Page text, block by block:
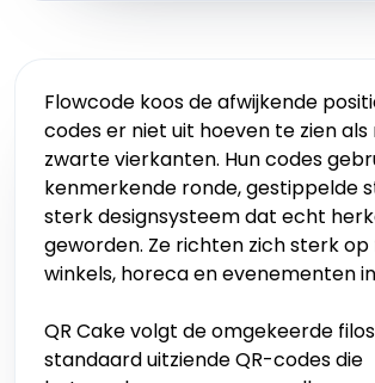
Flowcode koos de afwijkende
codes er niet uit hoeven te zien
zwarte vierkanten. Hun codes
kenmerkende ronde, gestippelde
sterk designsysteem dat echt
geworden. Ze richten zich sterk op
winkels, horeca en evenementen in
QR Cake volgt de omgekeerde
standaard uitziende QR-codes die